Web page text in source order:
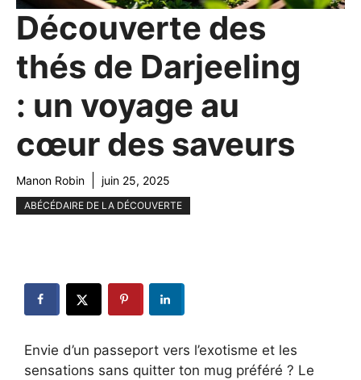
Découverte des
thés de Darjeeling
: un voyage au
cœur des saveurs
Manon Robin juin 25, 2025
ABÉCÉDAIRE DE LA DÉCOUVERTE
Envie d’un passeport vers l’exotisme et les
sensations sans quitter ton mug préféré ? Le